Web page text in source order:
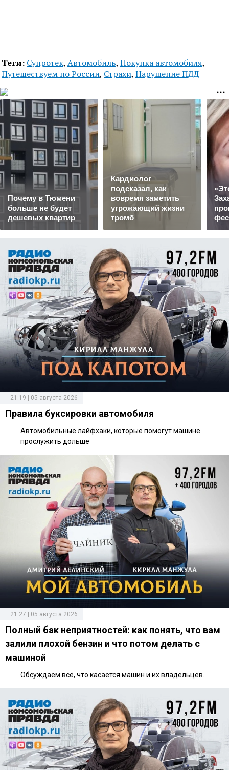
Теги: Супротек, Автомобиль, Покупка автомобиля,
Путешествуем по России, Страхи, Нарушение ПДД
Почему в Тюмени
больше не будет
дешевых квартир
Кардиолог
подсказал, как
вовремя заметить
угрожающий жизни
тромб
21:19 | 05 августа 2026
Правила буксировки автомобиля
Автомобильные лайфхаки, которые помогут машине
прослужить дольше
21:27 | 05 августа 2026
Полный бак неприятностей: как понять, что вам
залили плохой бензин и что потом делать с
машиной
Обсуждаем всё, что касается машин и их владельцев.